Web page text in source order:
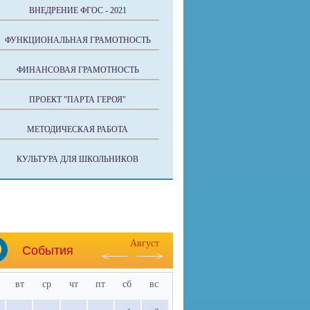
ВНЕДРЕНИЕ ФГОС - 2021
ФУНКЦИОНАЛЬНАЯ ГРАМОТНОСТЬ
ФИНАНСОВАЯ ГРАМОТНОСТЬ
ПРОЕКТ "ПАРТА ГЕРОЯ"
МЕТОДИЧЕСКАЯ РАБОТА
КУЛЬТУРА ДЛЯ ШКОЛЬНИКОВ
События
Август
вт ср чт пт сб вс